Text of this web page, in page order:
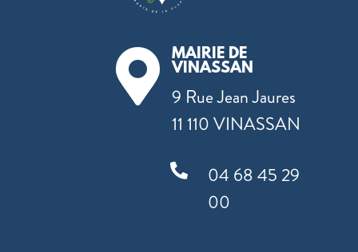

MAIRIE DE
VINASSAN
9 Rue Jean Jaures
11 110 VINASSAN

04 68 45 29
00